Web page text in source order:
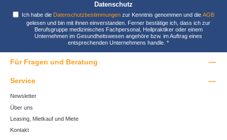
Datenschutz
Ich habe die Datenschutzbestimmungen zur Kenntnis genommen und dieAGB
gelesen und bin mit ihnen einverstanden. Ferner bestätige ich, dass ich zur
Berufsgruppe medizinisches Fachpersonal, Heilpraktiker oder einem
Unternehmen im Gesundheitswesen angehöre bzw. im Auftrag eines
entsprechenden Unternehmens handle.*
Für Fragen und Beratung
Service
Newsletter
Über uns
Leasing, Mietkauf und Miete
Kontakt